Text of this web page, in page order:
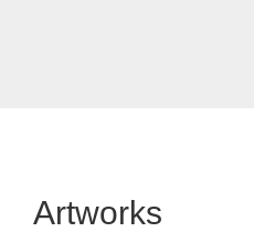
Artworks